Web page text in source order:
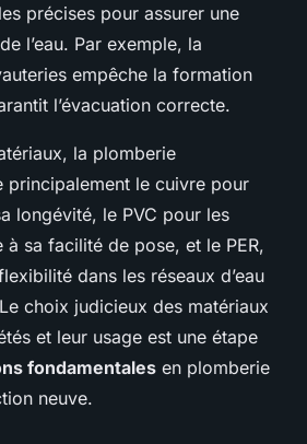
précises pour assurer une
l’eau. Par exemple, la
empêche la formation
l’évacuation correcte.
la plomberie
principalement le cuivre pour
longévité, le PVC pour les
à sa facilité de pose, et le PER,
dans les réseaux d’eau
choix judicieux des matériaux
et leur usage est une étape
fondamentales en plomberie
neuve.